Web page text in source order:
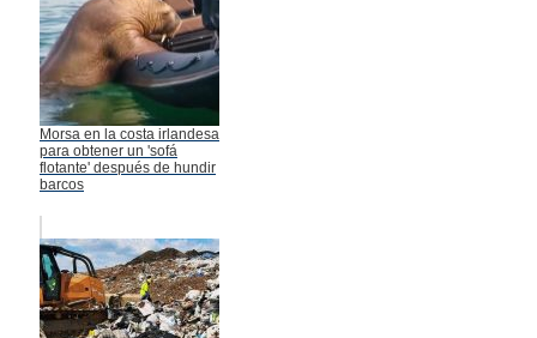
Morsa en la costa irlandesa
para obtener un 'sofá
flotante' después de hundir
barcos